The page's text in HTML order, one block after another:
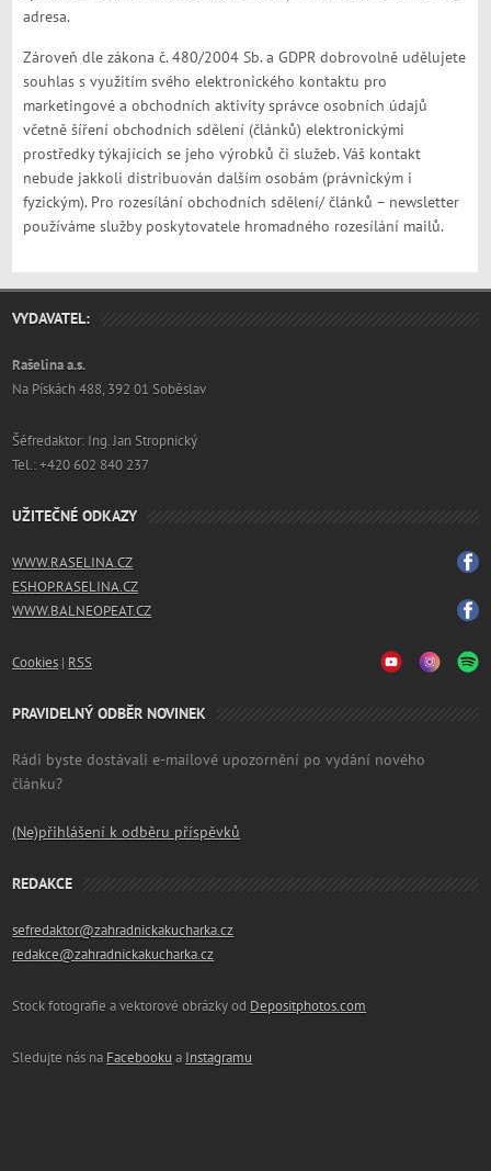
adresa.
Zároveň dle zákona č. 480/2004 Sb. a GDPR dobrovolně udělujete
souhlas s využitím svého elektronického kontaktu pro
marketingové a obchodních aktivity správce osobních údajů
včetně šíření obchodních sdělení (článků) elektronickými
prostředky týkajících se jeho výrobků či služeb. Váš kontakt
nebude jakkoli distribuován dalším osobám (právnickým i
fyzickým). Pro rozesílání obchodních sdělení/ článků – newsletter
používáme služby poskytovatele hromadného rozesílání mailů.
VYDAVATEL:
Rašelina a.s.
Na Pískách 488, 392 01 Soběslav
Šéfredaktor: Ing. Jan Stropnický
Tel.: +420 602 840 237
UŽITEČNÉ ODKAZY
WWW.RASELINA.CZ
ESHOP.RASELINA.CZ
WWW.BALNEOPEAT.CZ
Cookies | RSS
PRAVIDELNÝ ODBĚR NOVINEK
Rádi byste dostávali e-mailové upozornění po vydání nového
článku?
(Ne)přihlášení k odběru příspěvků
REDAKCE
sefredaktor@zahradnickakucharka.cz
redakce@zahradnickakucharka.cz
Stock fotografie a vektorové obrázky od Depositphotos.com
Sledujte nás na Facebooku a Instagramu